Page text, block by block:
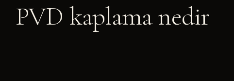
PVD kaplama nedir